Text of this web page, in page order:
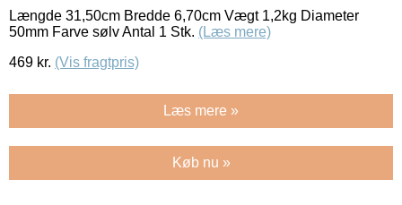
Længde 31,50cm Bredde 6,70cm Vægt 1,2kg Diameter
50mm Farve sølv Antal 1 Stk. (Læs mere)
469 kr. (Vis fragtpris)
Læs mere »
Køb nu »